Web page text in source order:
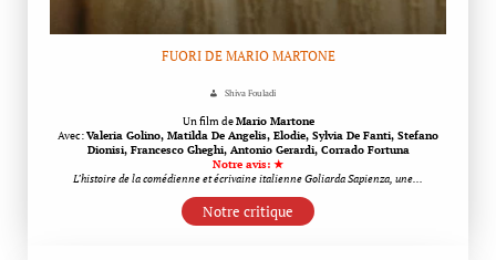
FUORI DE MARIO MARTONE
Shiva Fouladi
Un film deMario Martone
Avec:Valeria Golino, Matilda De Angelis, Elodie, Sylvia De Fanti, Stefano
Dionisi, Francesco Gheghi, Antonio Gerardi, Corrado Fortuna
Notre avis: ★
L’histoire de la comédienne et écrivaine italienne Goliarda Sapienza, une…
Notre critique